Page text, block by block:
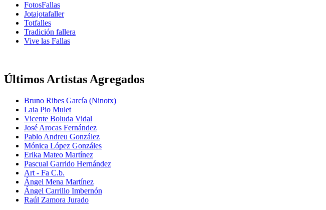
FotosFallas
Jotajotafaller
Totfalles
Tradición fallera
Vive las Fallas
Últimos Artistas Agregados
Bruno Ribes García (Ninotx)
Laia Pio Mulet
Vicente Boluda Vidal
José Arocas Fernández
Pablo Andreu González
Mónica López Gonzáles
Erika Mateo Martínez
Pascual Garrido Hernández
Art - Fa C.b.
Ángel Mena Martínez
Ángel Carrillo Imbernón
Raúl Zamora Jurado